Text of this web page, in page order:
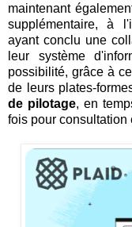
maintenant
supplémentaire, à
ayant conclu une
leur système
possibilité, grâce à
de leurs plates-
de pilotage, en
fois pour consultation